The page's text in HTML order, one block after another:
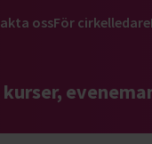
ossFör cirkelledare
kurser,